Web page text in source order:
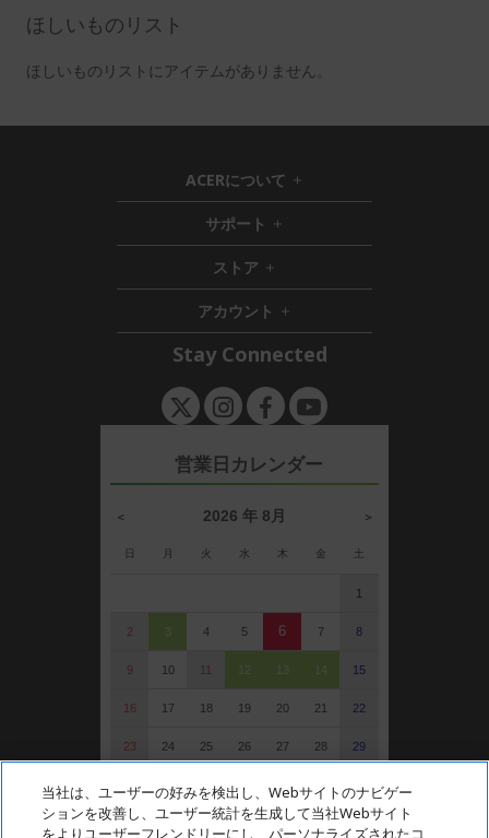
ー
ほしいものリスト
ほしいものリストにアイテムがありません。
ACERについて h
i
d
n
サポート
h
i
d
d
e
n
ストア h
i
d
d
e
アカウント
h
i
d
e
n
Stay Connected
営業日カレンダー
＞
＜ 2026 年 8月
日 月 火 水 木 金 土
1
2 3 4 5 6 7 8
9 10 11 12 13 14 15
16 17 18 19 20 21 22
23 24 25 26 27 28 29
30 31
: 定休日（受注可）
当社は、ユーザーの好みを検出し、Webサイトのナビゲー
ションを改善し、ユーザー統計を生成して当社Webサイト
をよりユーザーフレンドリーにし、パーソナライズされたコ